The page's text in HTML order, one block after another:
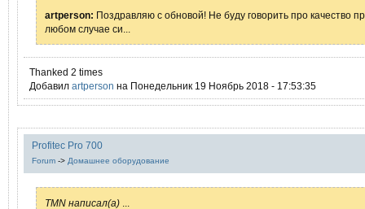
artperson: Поздравляю с обновой! Не буду говорить про качество
любом случае си...
Thanked 2 times
Добавил artperson на Понедельник 19 Ноябрь 2018 - 17:53:35
Profitec Pro 700
Forum -> Домашнее оборудование
TMN написал(а)